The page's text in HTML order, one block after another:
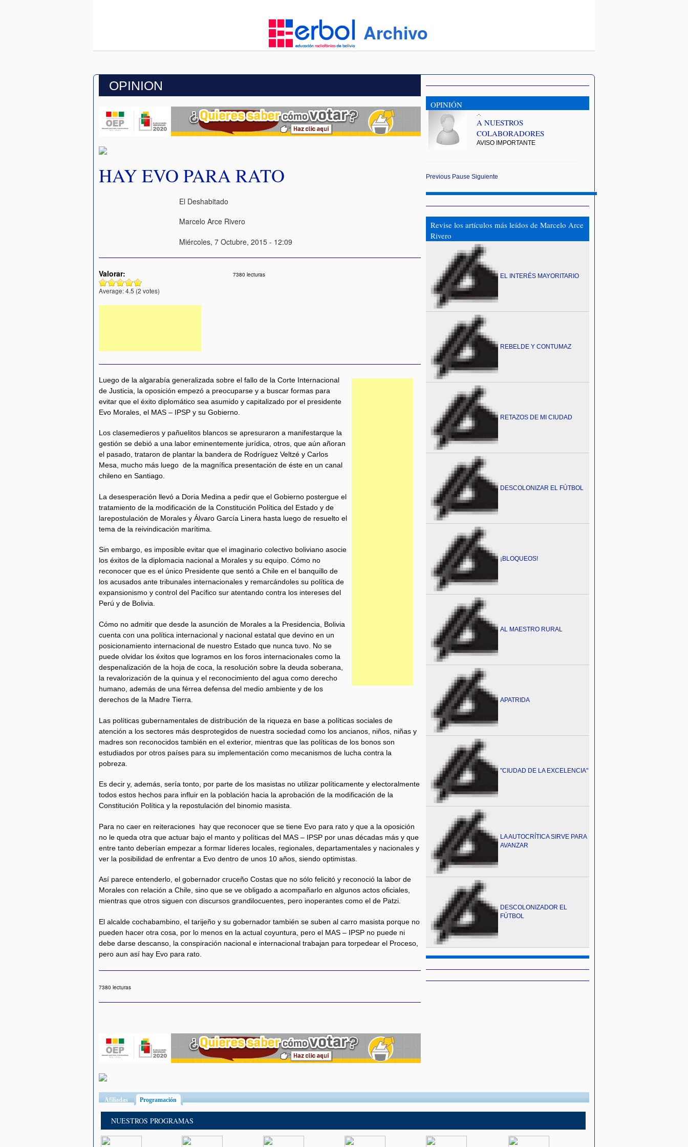
Archivo
OPINION
HAY EVO PARA RATO
El Deshabitado
Marcelo Arce Rivero
Miércoles, 7 Octubre, 2015 - 12:09
Valorar:
Average:4.5 (2 votes)
7380 lecturas
Luego de la algarabía generalizada sobre el fallo de la Corte Internacional
de Justicia, la oposición empezó a preocuparse y a buscar formas para
evitar que el éxito diplomático sea asumido y capitalizado por el presidente
Evo Morales, el MAS – IPSP y su Gobierno.
Los clasemedieros y pañuelitos blancos se apresuraron a manifestarque la
gestión se debió a una labor eminentemente jurídica, otros, que aún añoran
el pasado, trataron de plantar la bandera de Rodríguez Veltzé y Carlos
Mesa, mucho más luego de la magnífica presentación de éste en un canal
chileno en Santiago.
La desesperación llevó a Doria Medina a pedir que el Gobierno postergue el
tratamiento de la modificación de la Constitución Política del Estado y de
larepostulación de Morales y Álvaro García Linera hasta luego de resuelto el
tema de la reivindicación marítima.
Sin embargo, es imposible evitar que el imaginario colectivo boliviano asocie
los éxitos de la diplomacia nacional a Morales y su equipo. Cómo no
reconocer que es el único Presidente que sentó a Chile en el banquillo de
los acusados ante tribunales internacionales y remarcándoles su política de
expansionismo y control del Pacífico sur atentando contra los intereses del
Perú y de Bolivia.
Cómo no admitir que desde la asunción de Morales a la Presidencia, Bolivia
cuenta con una política internacional y nacional estatal que devino en un
posicionamiento internacional de nuestro Estado que nunca tuvo. No se
puede olvidar los éxitos que logramos en los foros internacionales como la
despenalización de la hoja de coca, la resolución sobre la deuda soberana,
la revalorización de la quinua y el reconocimiento del agua como derecho
humano, además de una férrea defensa del medio ambiente y de los
derechos de la Madre Tierra.
Las políticas gubernamentales de distribución de la riqueza en base a políticas sociales de
atención a los sectores más desprotegidos de nuestra sociedad como los ancianos, niños, niñas y
madres son reconocidos también en el exterior, mientras que las políticas de los bonos son
estudiados por otros países para su implementación como mecanismos de lucha contra la
pobreza.
Es decir y, además, sería tonto, por parte de los masistas no utilizar políticamente y electoralmente
todos estos hechos para influir en la población hacia la aprobación de la modificación de la
Constitución Política y la repostulación del binomio masista.
Para no caer en reiteraciones hay que reconocer que se tiene Evo para rato y que a la oposición
no le queda otra que actuar bajo el manto y políticas del MAS – IPSP por unas décadas más y que
entre tanto deberían empezar a formar líderes locales, regionales, departamentales y nacionales y
ver la posibilidad de enfrentar a Evo dentro de unos 10 años, siendo optimistas.
Así parece entenderlo, el gobernador cruceño Costas que no sólo felicitó y reconoció la labor de
Morales con relación a Chile, sino que se ve obligado a acompañarlo en algunos actos oficiales,
mientras que otros siguen con discursos grandilocuentes, pero inoperantes como el de Patzi.
El alcalde cochabambino, el tarijeño y su gobernador también se suben al carro masista porque no
pueden hacer otra cosa, por lo menos en la actual coyuntura, pero el MAS – IPSP no puede ni
debe darse descanso, la conspiración nacional e internacional trabajan para torpedear el Proceso,
pero aun así hay Evo para rato.
7380 lecturas
OPINIÓN
.-.
A NUESTROS
COLABORADORES
AVISO IMPORTANTE
Previous Pause Siguiente
Revise los artículos más leídos de Marcelo Arce
Rivero
EL INTERÉS MAYORITARIO
REBELDE Y CONTUMAZ
RETAZOS DE MI CIUDAD
DESCOLONIZAR EL FÚTBOL
¡BLOQUEOS!
AL MAESTRO RURAL
APATRIDA
"CIUDAD DE LA EXCELENCIA"
LA AUTOCRÍTICA SIRVE PARA
AVANZAR
DESCOLONIZADOR EL
FÚTBOL
Afiliadas Programación
NUESTROS PROGRAMAS